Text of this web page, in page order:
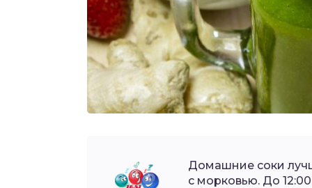
Домашние соки
с морковью. До